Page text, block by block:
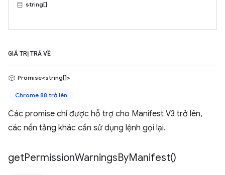
string[]
GIÁ TRỊ TRẢ VỀ
Promise<string[]>
Chrome 88 trở lên
Các promise chỉ được hỗ trợ cho Manifest V3 trở lên,
các nền tảng khác cần sử dụng lệnh gọi lại.
getPermissionWarningsByManifest()